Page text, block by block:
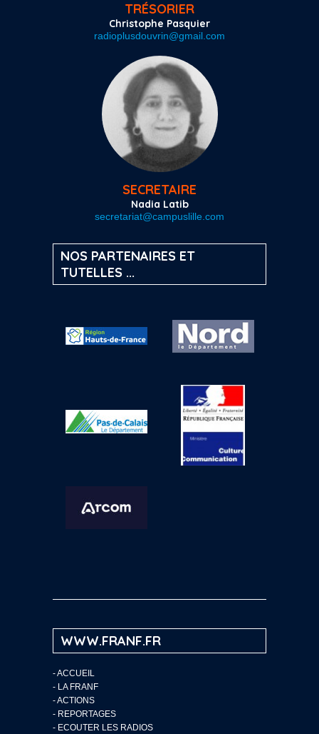
TRÉSORIER
Christophe Pasquier
radioplusdouvrin@gmail.com
SECRETAIRE
Nadia Latib
secretariat@campuslille.com
NOS PARTENAIRES ET
TUTELLES ...
WWW.FRANF.FR
-ACCUEIL
- LA FRANF
-ACTIONS
- REPORTAGES
- ECOUTER LES RADIOS